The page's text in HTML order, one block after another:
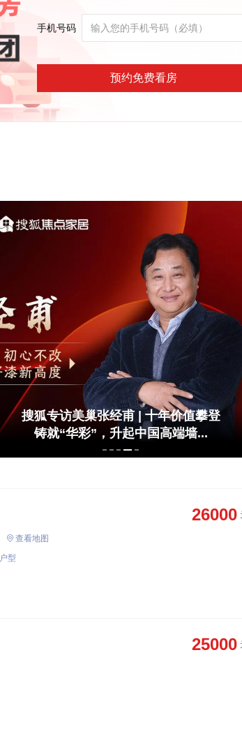
手机号码
预约免费看房
搜狐专访美巢张经甫 | 十年价值攀登
铸就“华彩”，升起中国高端墙...
26000
查看地图
型
25000